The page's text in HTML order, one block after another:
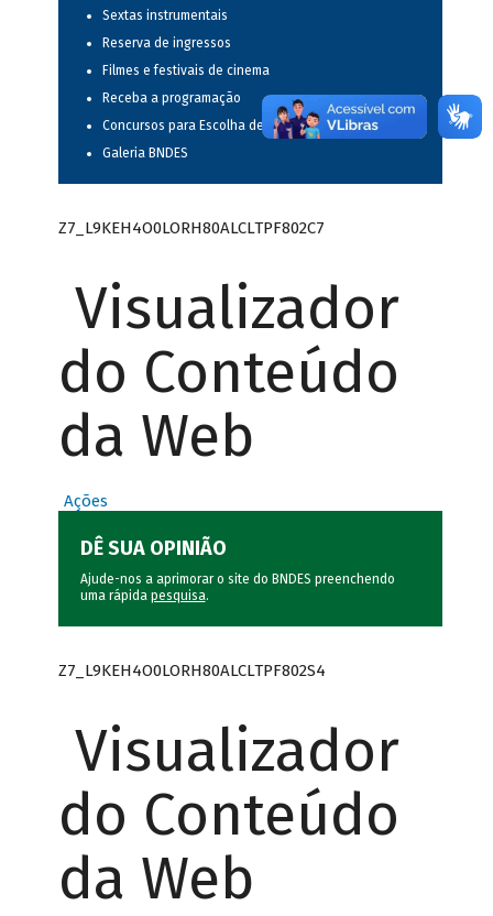
Sextas instrumentais
Reserva de ingressos
Filmes e festivais de cinema
Receba a programação
Concursos para Escolha de Espetáculos Musicais
Galeria BNDES
Z7_L9KEH4O0LORH80ALCLTPF802C7
Visualizador
do Conteúdo
da Web
Ações
DÊ SUA OPINIÃO
Ajude-nos a aprimorar o site do BNDES preenchendo
uma rápida pesquisa.
Z7_L9KEH4O0LORH80ALCLTPF802S4
Visualizador
do Conteúdo
da Web